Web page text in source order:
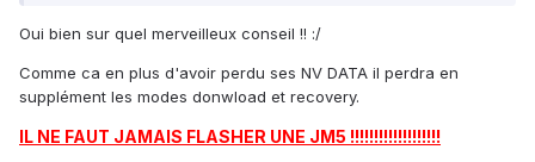
Oui bien sur quel merveilleux conseil !! :/
Comme ca en plus d'avoir perdu ses NV DATA il perdra en
supplément les modes donwload et recovery.
IL NE FAUT JAMAIS FLASHER UNE JM5 !!!!!!!!!!!!!!!!!!!